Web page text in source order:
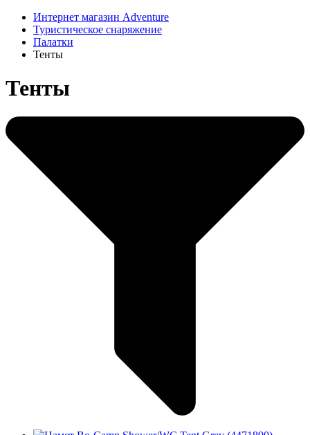
Интернет магазин Adventure
Туристическое снаряжение
Палатки
Тенты
Тенты